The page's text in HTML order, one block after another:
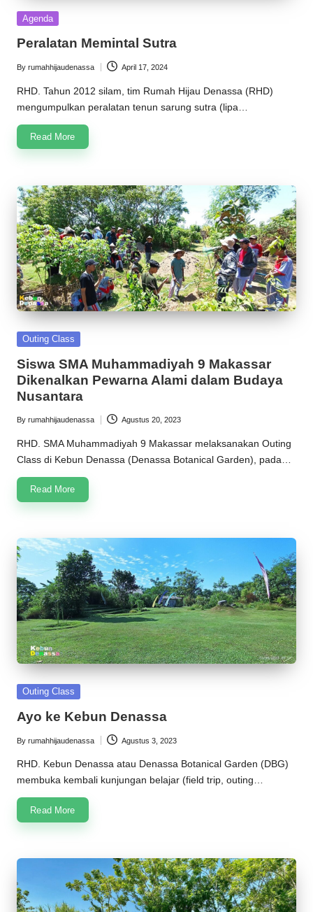
Posted
Agenda
Peralatan Memintal Sutra
Posted
by
By rumahhijaudenassa April 17, 2024
RHD. Tahun 2012 silam, tim Rumah Hijau Denassa (RHD)
mengumpulkan peralatan tenun sarung sutra (lipa…
Read More
Posted
Outing Class
Siswa SMA Muhammadiyah 9 Makassar
Dikenalkan Pewarna Alami dalam Budaya
Nusantara
Posted
by
By rumahhijaudenassa Agustus 20, 2023
RHD. SMA Muhammadiyah 9 Makassar melaksanakan Outing
Class di Kebun Denassa (Denassa Botanical Garden), pada…
Read More
Posted
Outing Class
Ayo ke Kebun Denassa
Posted
by
By rumahhijaudenassa Agustus 3, 2023
RHD. Kebun Denassa atau Denassa Botanical Garden (DBG)
membuka kembali kunjungan belajar (field trip, outing…
Read More